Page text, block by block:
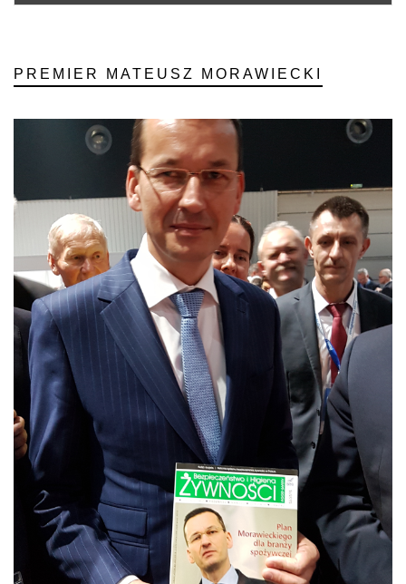
PREMIER MATEUSZ MORAWIECKI